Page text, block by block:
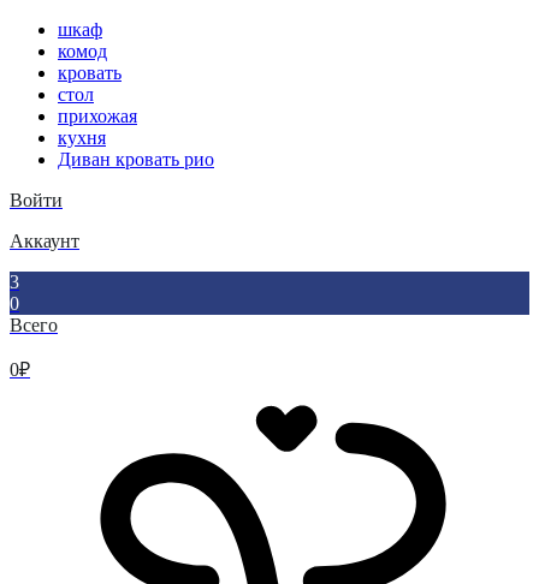
шкаф
комод
кровать
стол
прихожая
кухня
Диван кровать рио
Войти
Аккаунт
3
0
Всего
0₽